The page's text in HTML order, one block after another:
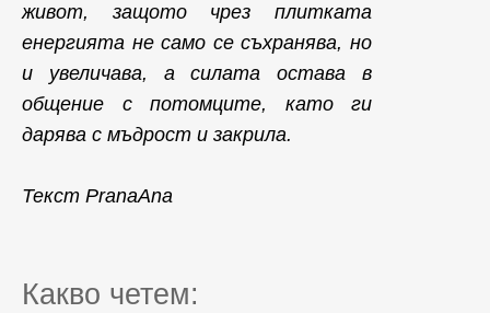
живот, защото чрез плитката
енергията не само се съхранява, но
и увеличава, а силата остава в
общение с потомците, като ги
дарява с мъдрост и закрила.
Текст PranaAna
Какво четем: